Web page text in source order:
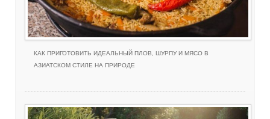
КАК ПРИГОТОВИТЬ ИДЕАЛЬНЫЙ ПЛОВ, ШУРПУ И МЯСО В
АЗИАТСКОМ СТИЛЕ НА ПРИРОДЕ